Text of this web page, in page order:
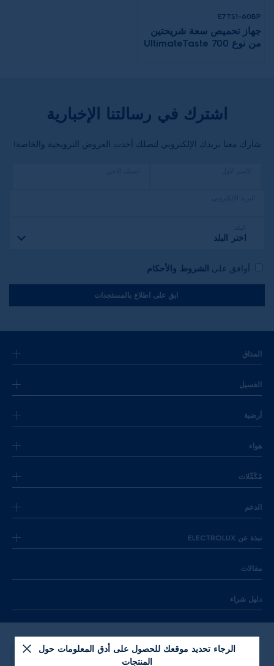
E7TS1-60BP
جهاز تحميص سعة شريحتين
من نوع UltimateTaste 700
اشترك في رسالتنا الإخبارية
شارك معنا بريدك الإلكتروني لتصلك أحدث العروض الترويجية والخاصة!
اختر البلد
أوافق على الشروط والأحكام
ابق على اطلاع بالمستجدات
المذاق
الغسيل
أرضية
هواء
مُكَمِّلات
الدعم
نبذة عن ELECTROLUX
مقالات
دليل شراء
الرجاء تحديد موقعك للحصول على أدق المعلومات حول
المنتجات